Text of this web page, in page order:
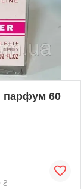
парфум 60
₴